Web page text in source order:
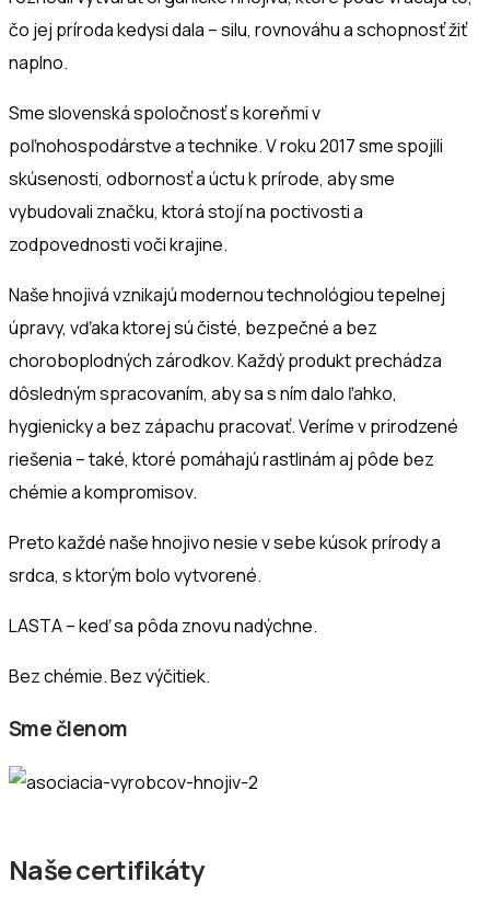
čo jej príroda kedysi dala – silu, rovnováhu a schopnosť žiť
naplno.
Sme slovenská spoločnosť s koreňmi v
poľnohospodárstve a technike. V roku 2017 sme spojili
skúsenosti, odbornosť a úctu k prírode, aby sme
vybudovali značku, ktorá stojí na poctivosti a
zodpovednosti voči krajine.
Naše hnojivá vznikajú modernou technológiou tepelnej
úpravy, vďaka ktorej sú čisté, bezpečné a bez
choroboplodných zárodkov. Každý produkt prechádza
dôsledným spracovaním, aby sa s ním dalo ľahko,
hygienicky a bez zápachu pracovať.Veríme v prirodzené
riešenia – také, ktoré pomáhajú rastlinám aj pôde bez
chémie a kompromisov.
Preto každé naše hnojivo nesie v sebe kúsok prírody a
srdca, s ktorým bolo vytvorené.
LASTA – keď sa pôda znovu nadýchne.
Bez chémie. Bez výčitiek.
Sme členom
Naše certifikáty